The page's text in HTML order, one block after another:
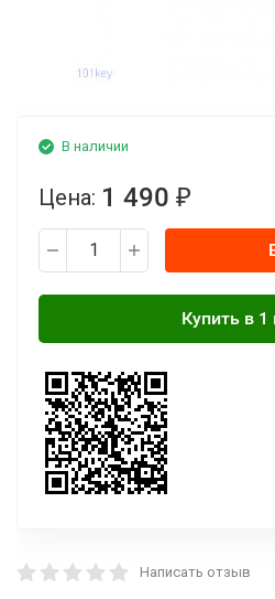
В наличии
Цена: 1 490 ₽
Написать отзыв